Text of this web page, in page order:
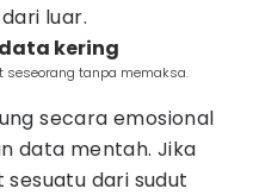
luar.
kering
tanpa memaksa.
secara emosional
data mentah. Jika
dari sudut